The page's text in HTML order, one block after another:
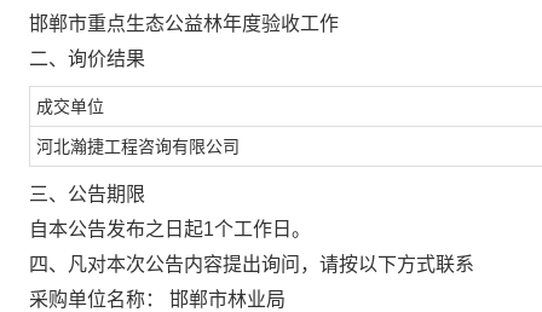
邯郸市重点生态公益林年度验收工作
二、询价结果
成交单位
河北瀚捷工程咨询有限公司
三、公告期限
自本公告发布之日起1个工作日。
四、凡对本次公告内容提出询问，请按以下方式联系
采购单位名称：
邯郸市林业局